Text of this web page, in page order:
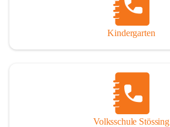
Kindergarten
Volksschule Stössing